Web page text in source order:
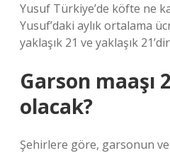
Yusuf Türkiye’de köfte ne
Yusuf’daki aylık ortalama
yaklaşık 21 ve yaklaşık
Garson maaşı
olacak?
Şehirlere göre, garsonun